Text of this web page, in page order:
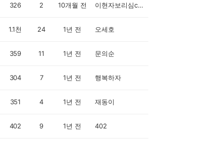
326 2 10개월 전 이현자보리심cashwalker
1.1천 24 1년 전 오세호
359 11 1년 전 문의순
304 7 1년 전 행복하자
351 4 1년 전 재동이
402 9 1년 전 402